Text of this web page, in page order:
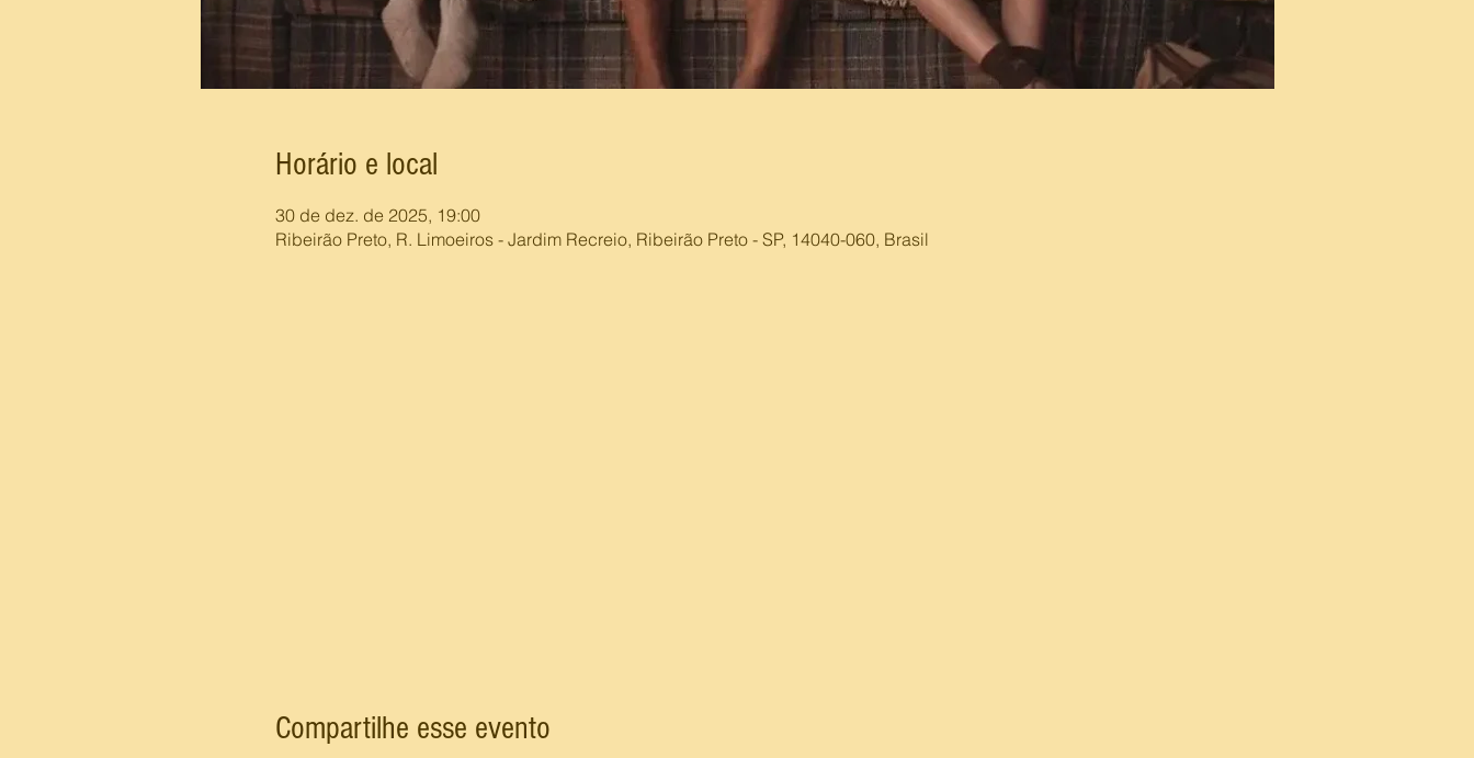
Horário e local
30 de dez. de 2025, 19:00
Ribeirão Preto, R. Limoeiros - Jardim Recreio, Ribeirão Preto - SP, 14040-060, Brasil
Compartilhe esse evento